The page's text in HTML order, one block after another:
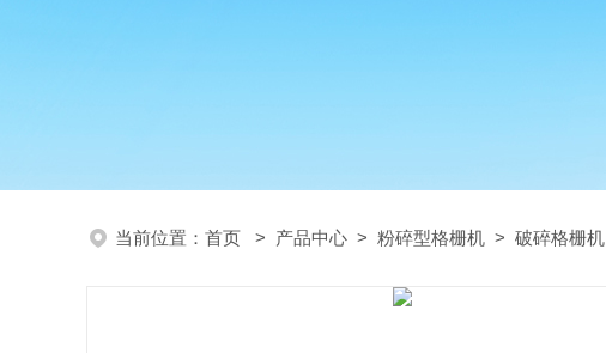
当前位置： 首页 > 产品中心 > 粉碎型格栅机 > 破碎格栅机